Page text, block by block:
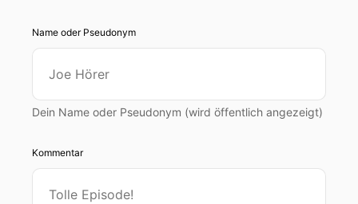
Name oder Pseudonym
Dein Name oder Pseudonym (wird öffentlich angezeigt)
Kommentar